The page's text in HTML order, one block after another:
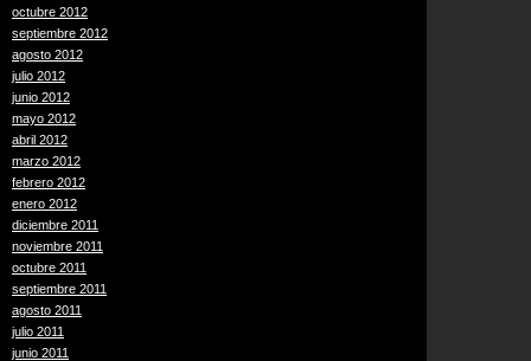
octubre 2012
septiembre 2012
agosto 2012
julio 2012
junio 2012
mayo 2012
abril 2012
marzo 2012
febrero 2012
enero 2012
diciembre 2011
noviembre 2011
octubre 2011
septiembre 2011
agosto 2011
julio 2011
junio 2011